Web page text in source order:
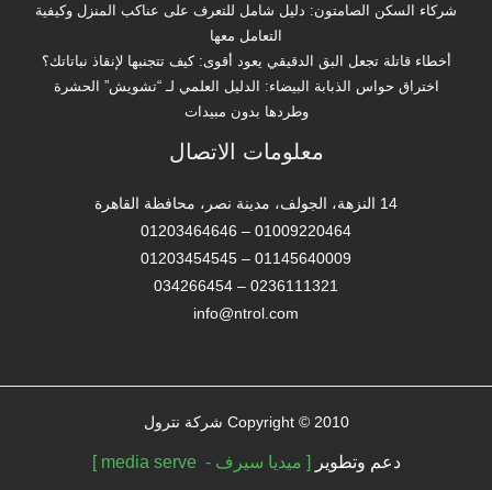
شركاء السكن الصامتون: دليل شامل للتعرف على عناكب المنزل وكيفية
التعامل معها
أخطاء قاتلة تجعل البق الدقيقي يعود أقوى: كيف تتجنبها لإنقاذ نباتاتك؟
اختراق حواس الذبابة البيضاء: الدليل العلمي لـ “تشويش” الحشرة
وطردها بدون مبيدات
معلومات الاتصال
14 النزهة، الجولف، مدينة نصر، محافظة القاهرة‬
01009220464 – 01203464646
01145640009 – 01203454545
0236111321 – 034266454
info@ntrol.com
Copyright © 2010 شركة نترول
دعم وتطوير [ ميديا سيرف - media serve ]